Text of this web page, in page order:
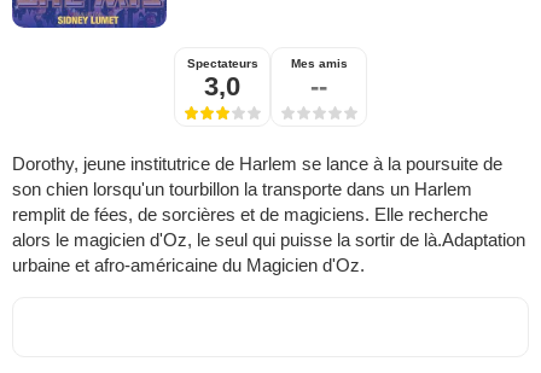
Spectateurs
3,0
Mes amis
--
Dorothy, jeune institutrice de Harlem se lance à la poursuite de
son chien lorsqu'un tourbillon la transporte dans un Harlem
remplit de fées, de sorcières et de magiciens. Elle recherche
alors le magicien d'Oz, le seul qui puisse la sortir de là.Adaptation
urbaine et afro-américaine du Magicien d'Oz.